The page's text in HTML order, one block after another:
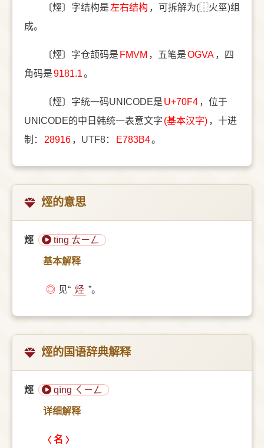
〔烴〕字结构是 左右结构 ，可拆解为(⿰火巠)组
成。
〔烴〕字仓颉码是 FMVM ，五笔是OGVA ，四
角码是9181.1。
〔烴〕字统一码UNICODE是 U+70F4 ，位于
UNICODE的中日韩统一表意文字 (基本汉字) ，十进
制：
28916 ，UTF8： E783B4。
烴的意思
烴 tīng ㄊㄧㄥ
基本解释
◎ 见“ 烃 ”。
烴的国语辞典解释
烴 qīng ㄑㄧㄥ
详细解释
名